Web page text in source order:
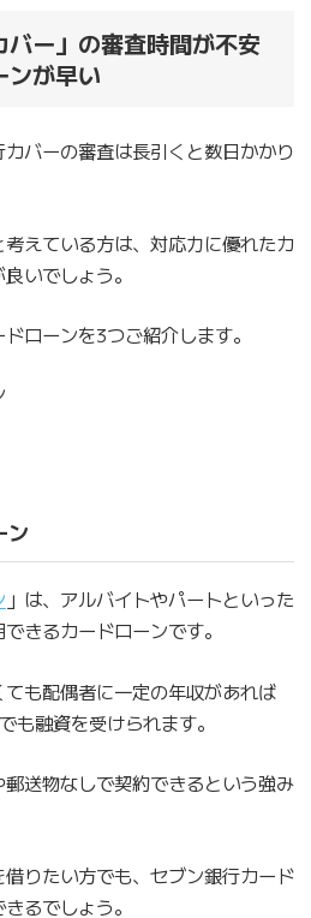
バー」の審査時間が不安
ンが早い
バーの審査は長引くと数日かかり
えている方は、対応力に優れたカ
いでしょう。
ローンを3つご紹介します。
ン
」は、アルバイトやパートといった
きるカードローンです。
も配偶者に一定の年収があれば
も融資を受けられます。
送物なしで契約できるという強み
りたい方でも、セブン銀行カード
るでしょう。